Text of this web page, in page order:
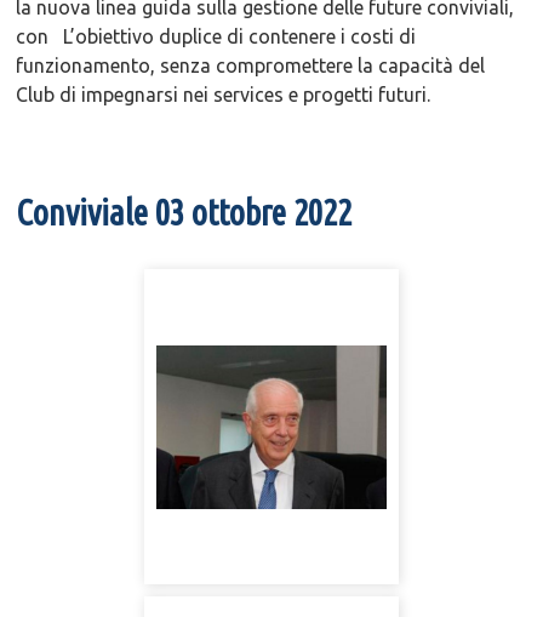
la nuova linea guida sulla gestione delle future conviviali,
con L’obiettivo duplice di contenere i costi di
funzionamento, senza compromettere la capacità del
Club di impegnarsi nei services e progetti futuri.
Conviviale 03 ottobre 2022